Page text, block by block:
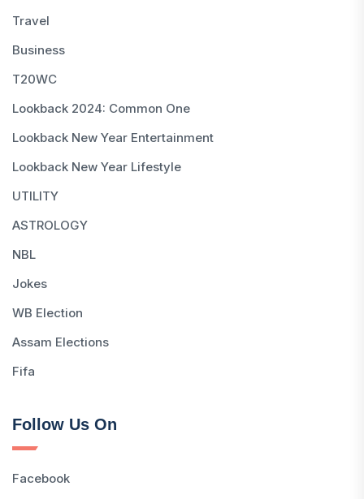
Travel
Business
T20WC
Lookback 2024: Common One
Lookback New Year Entertainment
Lookback New Year Lifestyle
UTILITY
ASTROLOGY
NBL
Jokes
WB Election
Assam Elections
Fifa
Follow Us On
Facebook